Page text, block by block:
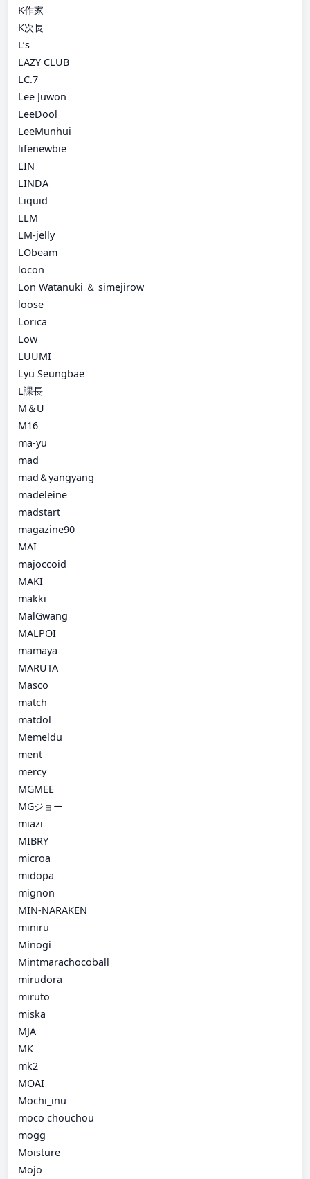
K作家
K次長
L’s
LAZY CLUB
LC.7
Lee Juwon
LeeDool
LeeMunhui
lifenewbie
LIN
LINDA
Liquid
LLM
LM-jelly
LObeam
locon
Lon Watanuki ＆ simejirow
loose
Lorica
Low
LUUMI
Lyu Seungbae
L課長
M＆U
M16
ma-yu
mad
mad＆yangyang
madeleine
madstart
magazine90
MAI
majoccoid
MAKI
makki
MalGwang
MALPOI
mamaya
MARUTA
Masco
match
matdol
Memeldu
ment
mercy
MGMEE
MGジョー
miazi
MIBRY
microa
midopa
mignon
MIN-NARAKEN
miniru
Minogi
Mintmarachocoball
mirudora
miruto
miska
MJA
MK
mk2
MOAI
Mochi_inu
moco chouchou
mogg
Moisture
Mojo